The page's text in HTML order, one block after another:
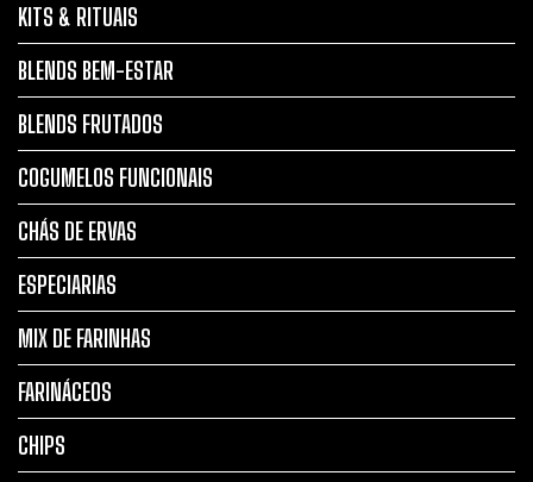
KITS & RITUAIS
BLENDS BEM-ESTAR
BLENDS FRUTADOS
COGUMELOS FUNCIONAIS
CHÁS DE ERVAS
ESPECIARIAS
MIX DE FARINHAS
FARINÁCEOS
CHIPS